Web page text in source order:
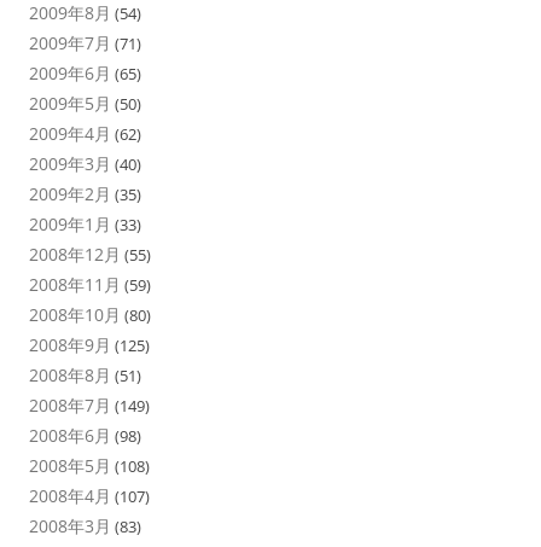
2009年8月 (54)
2009年7月 (71)
2009年6月 (65)
2009年5月 (50)
2009年4月 (62)
2009年3月 (40)
2009年2月 (35)
2009年1月 (33)
2008年12月 (55)
2008年11月 (59)
2008年10月 (80)
2008年9月 (125)
2008年8月 (51)
2008年7月 (149)
2008年6月 (98)
2008年5月 (108)
2008年4月 (107)
2008年3月 (83)